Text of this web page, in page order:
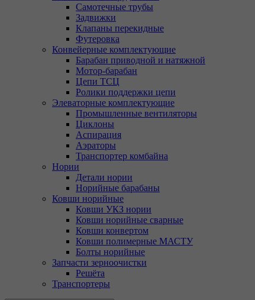
Самотечные трубы
Задвижки
Клапаны перекидные
Футеровка
Конвейерные комплектующие
Барабан приводной и натяжной
Мотор-барабан
Цепи ТСЦ
Ролики поддержки цепи
Элеваторные комплектующие
Промышленные вентиляторы
Циклоны
Аспирация
Аэраторы
Транспортер комбайна
Нории
Детали нории
Норийные барабаны
Ковши норийные
Ковши УКЗ нории
Ковши норийные сварные
Ковши конвертом
Ковши полимерные МАСТУ
Болты норийные
Запчасти зерноочистки
Решёта
Транспортеры